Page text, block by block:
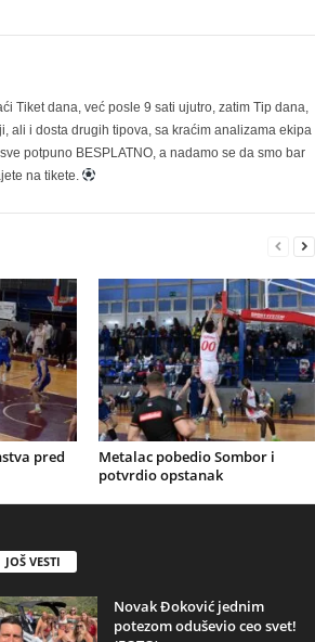
Tiket dana, već posle 9 sati ujutro, zatim Tip dana,
ali i dosta drugih tipova, sa kraćim analizama ekipa
potpuno BESPLATNO, a nadamo se da smo bar
na tikete.
pred
Metalac pobedio Sombor i
potvrdio opstanak
JOŠ VESTI
Novak Đoković jednim
potezom oduševio ceo svet!